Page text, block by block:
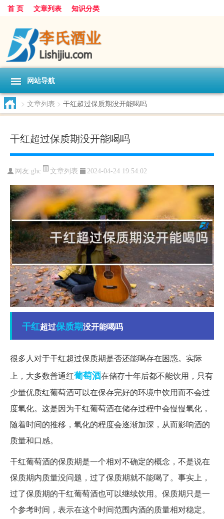
首 页 文章列表 知识分类
网站导航
> 文章列表 > 干红超过保质期没开能喝吗
干红超过保质期没开能喝吗
网友:ghc 文章列表 2024-04-24 19:54:02
干红超过保质期没开能喝吗
很多人对于干红超过保质期是否还能喝存在困惑。实际
上，大多数普通红葡萄酒在储存十年后都不能饮用，只有
少量优质红葡萄酒可以在保存完好的环境中饮用而不会过
度氧化。这是因为干红葡萄酒在储存过程中会慢慢氧化，
随着时间的推移，氧化的程度会逐渐加深，从而影响酒的
质量和口感。
干红葡萄酒的保质期是一个相对不确定的概念，不是说在
保质期内质量没问题，过了保质期就不能喝了。事实上，
过了保质期的干红葡萄酒也可以继续饮用。保质期只是一
个参考时间，表示在这个时间范围内酒的质量相对稳定。